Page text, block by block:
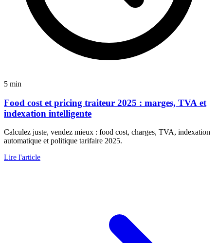
5 min
Food cost et pricing traiteur 2025 : marges, TVA et
indexation intelligente
Calculez juste, vendez mieux : food cost, charges, TVA, indexation
automatique et politique tarifaire 2025.
Lire l'article